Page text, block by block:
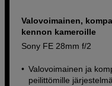
Valovoimainen,
kennon kameroille
Sony FE 28mm f/2
Valovoimainen ja
peilittömille